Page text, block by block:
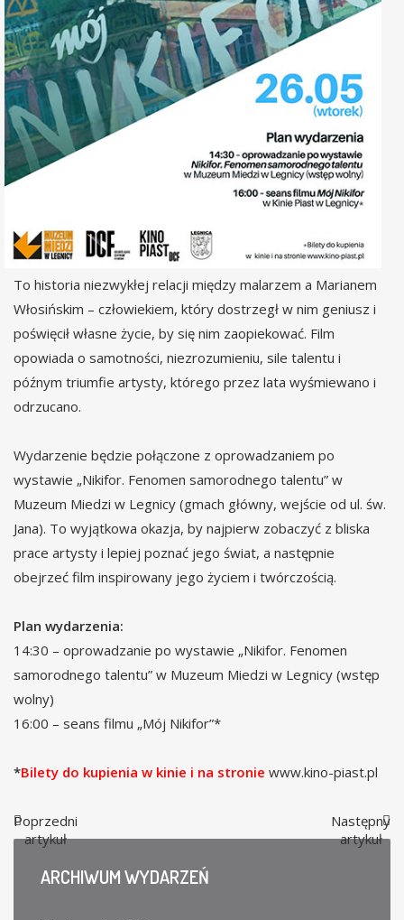
To historia niezwykłej relacji między malarzem a Marianem
Włosińskim – człowiekiem, który dostrzegł w nim geniusz i
poświęcił własne życie, by się nim zaopiekować. Film
opowiada o samotności, niezrozumieniu, sile talentu i
późnym triumfie artysty, którego przez lata wyśmiewano i
odrzucano.
Wydarzenie będzie połączone z oprowadzaniem po
wystawie „Nikifor. Fenomen samorodnego talentu” w
Muzeum Miedzi w Legnicy (gmach główny, wejście od ul. św.
Jana). To wyjątkowa okazja, by najpierw zobaczyć z bliska
prace artysty i lepiej poznać jego świat, a następnie
obejrzeć film inspirowany jego życiem i twórczością.
Plan wydarzenia:
14:30 – oprowadzanie po wystawie „Nikifor. Fenomen
samorodnego talentu” w Muzeum Miedzi w Legnicy (wstęp
wolny)
16:00 – seans filmu „Mój Nikifor”*
*Bilety do kupienia w kinie i na stronie www.kino-piast.pl
Poprzedni
artykuł
Następny
artykuł
ARCHIWUMWYDARZEŃ